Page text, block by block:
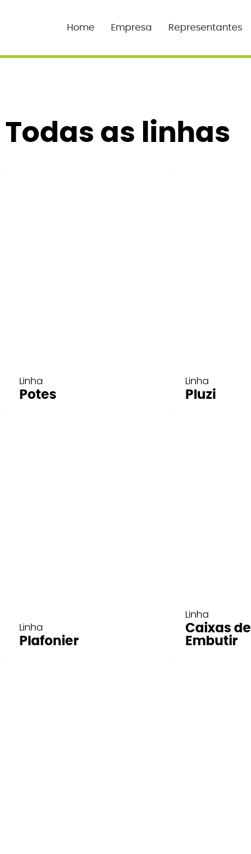
Home Empresa Representantes
Linha
Potes
Linha
Pluzi
Linha
Plafonier
Linha
Caixas de
Embutir
Todas as linhas